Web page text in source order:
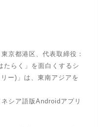
京都港区、代表取締役：
たらく」を面白くするシ
ー)」は、東南アジアを
シア語版Androidアプリ